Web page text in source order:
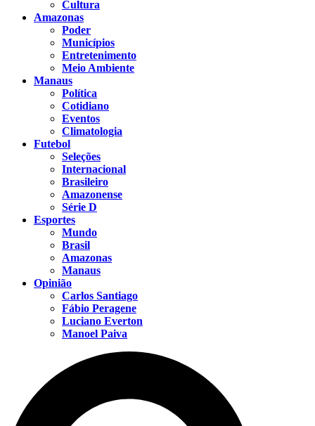
Cultura
Amazonas
Poder
Municípios
Entretenimento
Meio Ambiente
Manaus
Política
Cotidiano
Eventos
Climatologia
Futebol
Seleções
Internacional
Brasileiro
Amazonense
Série D
Esportes
Mundo
Brasil
Amazonas
Manaus
Opinião
Carlos Santiago
Fábio Peragene
Luciano Everton
Manoel Paiva